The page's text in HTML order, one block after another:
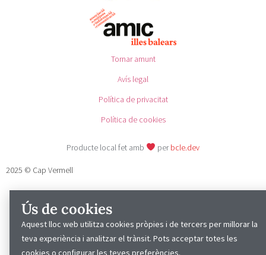
Tornar amunt
Avís legal
Política de privacitat
Política de cookies
Producte local fet amb perbcle.dev
2025 © Cap Vermell
Ús de cookies
Aquest lloc web utilitza cookies pròpies i de tercers per millorar la
teva experiència i analitzar el trànsit. Pots acceptar totes les
cookies o configurar les teves preferències.